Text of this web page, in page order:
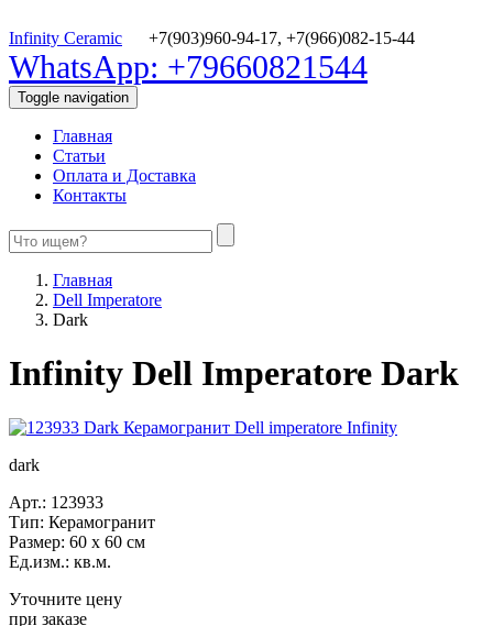
Infinity Ceramic +7(903)960-94-17, +7(966)082-15-44
WhatsApp: +79660821544
Toggle navigation
Главная
Статьи
Оплата и Доставка
Контакты
Главная
Dell Imperatore
Dark
Infinity Dell Imperatore Dark
dark
Арт.: 123933
Тип: Керамогранит
Размер: 60 x 60 см
Ед.изм.: кв.м.
Уточните цену
при заказе